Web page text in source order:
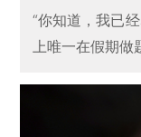
“你知道，我已
上唯一在假期做